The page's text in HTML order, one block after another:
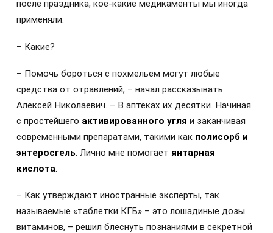
после праздника, кое-какие медикаменты мы иногда
применяли.
– Какие?
– Помочь бороться с похмельем могут любые
средства от отравлений, – начал рассказывать
Алексей Николаевич. – В аптеках их десятки. Начиная
с простейшего активированного угля и заканчивая
современными препаратами, такими как полисорб и
энтеросгель. Лично мне помогает янтарная
кислота.
– Как утверждают иностранные эксперты, так
называемые «таблетки КГБ» – это лошадиные дозы
витаминов, – решил блеснуть познаниями в секретной